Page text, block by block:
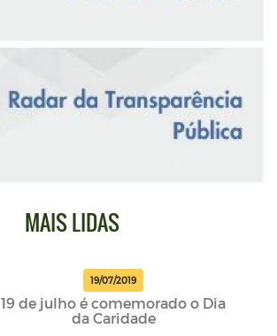
MAIS LIDAS
19/07/2019
19 de julho é comemorado o Dia
da Caridade